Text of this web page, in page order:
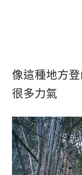
像這種地方
很多力氣